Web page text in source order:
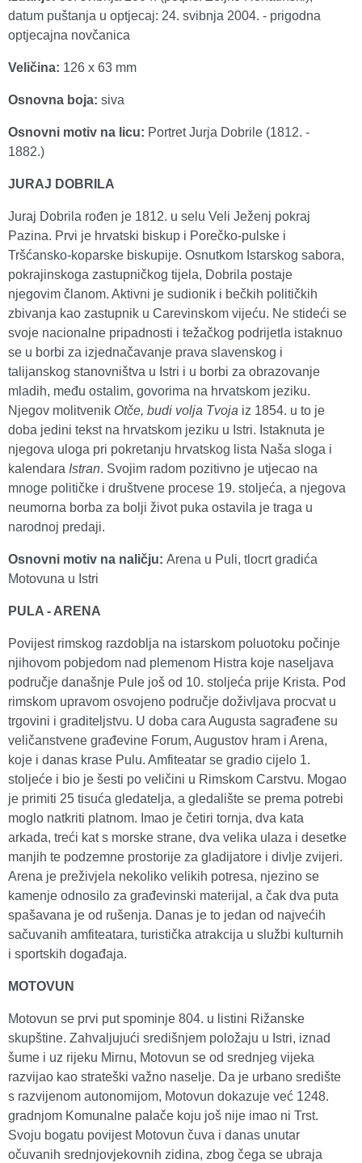
datum puštanja u optjecaj: 24. svibnja 2004. - prigodna
optjecajna novčanica
Veličina: 126 x 63 mm
Osnovna boja: siva
Osnovni motiv na licu: Portret Jurja Dobrile (1812. -
1882.)
JURAJ DOBRILA
Juraj Dobrila rođen je 1812. u selu Veli Ježenj pokraj
Pazina. Prvi je hrvatski biskup i Porečko-pulske i
Tršćansko-koparske biskupije. Osnutkom Istarskog sabora,
pokrajinskoga zastupničkog tijela, Dobrila postaje
njegovim članom. Aktivni je sudionik i bečkih političkih
zbivanja kao zastupnik u Carevinskom vijeću. Ne stideći se
svoje nacionalne pripadnosti i težačkog podrijetla istaknuo
se u borbi za izjednačavanje prava slavenskog i
talijanskog stanovništva u Istri i u borbi za obrazovanje
mladih, među ostalim, govorima na hrvatskom jeziku.
Njegov molitvenik Otče, budi volja Tvoja iz 1854. u to je
doba jedini tekst na hrvatskom jeziku u Istri. Istaknuta je
njegova uloga pri pokretanju hrvatskog lista Naša sloga i
kalendara Istran. Svojim radom pozitivno je utjecao na
mnoge političke i društvene procese 19. stoljeća, a njegova
neumorna borba za bolji život puka ostavila je traga u
narodnoj predaji.
Osnovni motiv na naličju: Arena u Puli, tlocrt gradića
Motovuna u Istri
PULA - ARENA
Povijest rimskog razdoblja na istarskom poluotoku počinje
njihovom pobjedom nad plemenom Histra koje naseljava
područje današnje Pule još od 10. stoljeća prije Krista. Pod
rimskom upravom osvojeno područje doživljava procvat u
trgovini i graditeljstvu. U doba cara Augusta sagrađene su
veličanstvene građevine Forum, Augustov hram i Arena,
koje i danas krase Pulu. Amfiteatar se gradio cijelo 1.
stoljeće i bio je šesti po veličini u Rimskom Carstvu. Mogao
je primiti 25 tisuća gledatelja, a gledalište se prema potrebi
moglo natkriti platnom. Imao je četiri tornja, dva kata
arkada, treći kat s morske strane, dva velika ulaza i desetke
manjih te podzemne prostorije za gladijatore i divlje zvijeri.
Arena je preživjela nekoliko velikih potresa, njezino se
kamenje odnosilo za građevinski materijal, a čak dva puta
spašavana je od rušenja. Danas je to jedan od najvećih
sačuvanih amfiteatara, turistička atrakcija u službi kulturnih
i sportskih događaja.
MOTOVUN
Motovun se prvi put spominje 804. u listini Rižanske
skupštine. Zahvaljujući središnjem položaju u Istri, iznad
šume i uz rijeku Mirnu, Motovun se od srednjeg vijeka
razvijao kao strateški važno naselje. Da je urbano središte
s razvijenom autonomijom, Motovun dokazuje već 1248.
gradnjom Komunalne palače koju još nije imao ni Trst.
Svoju bogatu povijest Motovun čuva i danas unutar
očuvanih srednjovjekovnih zidina, zbog čega se ubraja